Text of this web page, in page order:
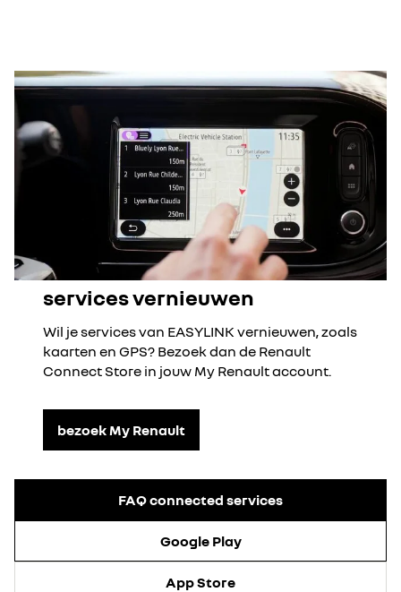
services vernieuwen
Wil je services van EASYLINK vernieuwen, zoals
kaarten en GPS? Bezoek dan de Renault
Connect Store in jouw My Renault account.
bezoek My Renault
FAQ connected services
Google Play
App Store